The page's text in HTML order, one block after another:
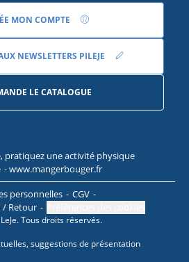
MON COMPTE
NEWSLETTERS PILEJE
LE CATALOGUE
pratiquez une activité physique
- www.mangerbouger.fr
personnelles
CGV
/ Retour
Tous droits réservés.
suggestions de présentation